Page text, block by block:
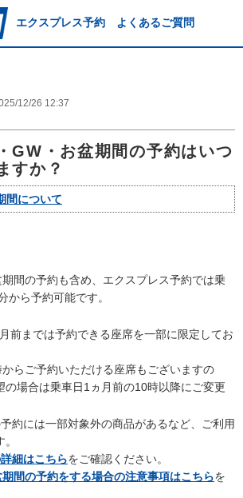
エクスプレス予約 よくあるご質問
12/26 12:37
GW・お盆期間の予約はいつ
すか？
間について
間の予約も含め、エクスプレス予約では乗
から予約可能です。
前までは予約できる座席を一部に限定してお
らご予約いただける座席もございますの
の場合は乗車日1ヵ月前の10時以降にご変更
約には一部対象外の商品があるなど、ご利用
。
細はこちらをご確認ください。
間の予約をする場合の注意事項はこちらを